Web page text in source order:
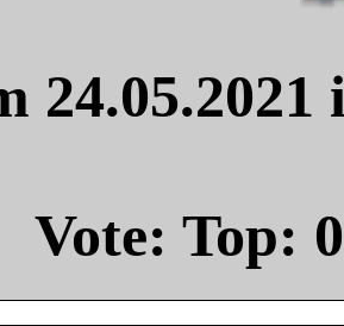
Vote: Top: 0